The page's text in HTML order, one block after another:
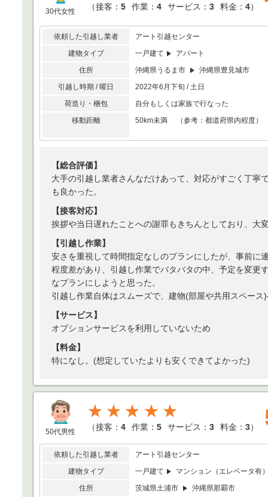
30代女性 （接客： 5 作業： 4 サービス： 3 料金： 4）
依頼した引越し業者
アート引越センター
建物タイプ
一戸建て
アパート
住所
沖縄県うるま市
沖縄県豊見城市
引越し時期 / 曜日
2022年6月下旬 / 土日
荷造り・梱包
自分もしくは家族で行なった
移動距離
50km未満 （参考：都道府県内程度）
【総合評価】
大手の引越し業者さんなだけあって、対応がすごく丁寧
も良かった。
【接客対応】
挨拶や当日遅れたことへの謝罪もきちんとしており、大
【引越し作業】
安さを重視して時間指定なしのプランにしたが、事前に
程度差があり、引越し作業でバタバタの中、予定を変更
なプランにしようと思った。
引越し作業自体はスムーズで、建物(部屋や共用スペー
【サービス】
オプションサービスを利用していないため
【料金】
特になし。(想定していたよりも安くできてよかった)
50代男性
★★★★★
（接客： 4 作業： 5 サービス： 3 料金： 3）
依頼した引越し業者
アート引越センター
建物タイプ
一戸建て
マンション（エレベータ有
住所
茨城県土浦市
沖縄県那覇市